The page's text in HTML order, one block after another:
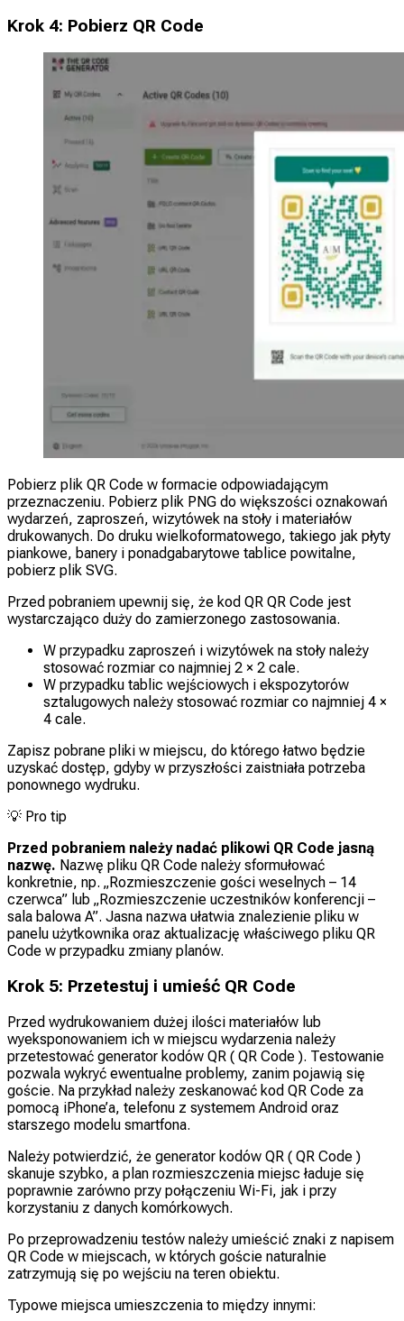
Krok 4: Pobierz QR Code
Pobierz plik QR Code w formacie odpowiadającym
przeznaczeniu. Pobierz plik PNG do większości oznakowań
wydarzeń, zaproszeń, wizytówek na stoły i materiałów
drukowanych. Do druku wielkoformatowego, takiego jak płyty
piankowe, banery i ponadgabarytowe tablice powitalne,
pobierz plik SVG.
Przed pobraniem upewnij się, że kod QR QR Code jest
wystarczająco duży do zamierzonego zastosowania.
W przypadku zaproszeń i wizytówek na stoły należy
stosować rozmiar co najmniej 2 × 2 cale.
W przypadku tablic wejściowych i ekspozytorów
sztalugowych należy stosować rozmiar co najmniej 4 ×
4 cale.
Zapisz pobrane pliki w miejscu, do którego łatwo będzie
uzyskać dostęp, gdyby w przyszłości zaistniała potrzeba
ponownego wydruku.
💡 Pro tip
Przed pobraniem należy nadać plikowi QR Code jasną
nazwę. Nazwę pliku QR Code należy sformułować
konkretnie, np. „Rozmieszczenie gości weselnych – 14
czerwca” lub „Rozmieszczenie uczestników konferencji –
sala balowa A”. Jasna nazwa ułatwia znalezienie pliku w
panelu użytkownika oraz aktualizację właściwego pliku QR
Code w przypadku zmiany planów.
Krok 5: Przetestuj i umieść QR Code
Przed wydrukowaniem dużej ilości materiałów lub
wyeksponowaniem ich w miejscu wydarzenia należy
przetestować generator kodów QR ( QR Code ). Testowanie
pozwala wykryć ewentualne problemy, zanim pojawią się
goście. Na przykład należy zeskanować kod QR Code za
pomocą iPhone’a, telefonu z systemem Android oraz
starszego modelu smartfona.
Należy potwierdzić, że generator kodów QR ( QR Code )
skanuje szybko, a plan rozmieszczenia miejsc ładuje się
poprawnie zarówno przy połączeniu Wi-Fi, jak i przy
korzystaniu z danych komórkowych.
Po przeprowadzeniu testów należy umieścić znaki z napisem
QR Code w miejscach, w których goście naturalnie
zatrzymują się po wejściu na teren obiektu.
Typowe miejsca umieszczenia to między innymi: